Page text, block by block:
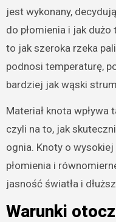
jest wykonany,
do płomienia i jak
to jak szeroka rzeka
podnosi temperaturę,
bardziej jak wąski
Materiał knota
czyli na to, jak
ognia. Knoty o
płomienia i
jasność światła i
Warunki